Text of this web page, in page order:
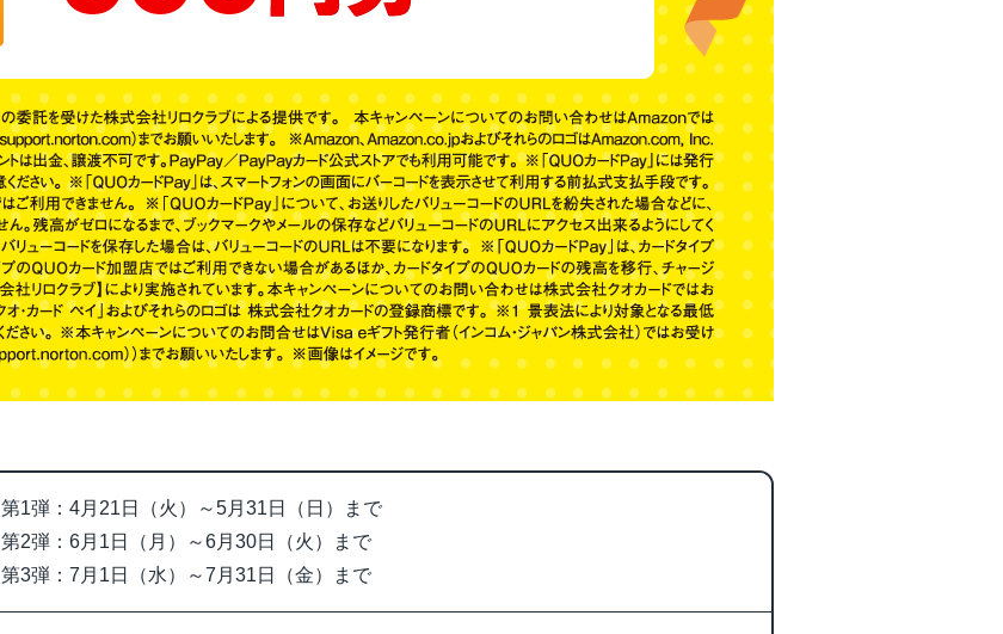
第1弾：4月21日（火）～5月31日（日）まで
第2弾：6月1日（月）～6月30日（火）まで
第3弾：7月1日（水）～7月31日（金）まで